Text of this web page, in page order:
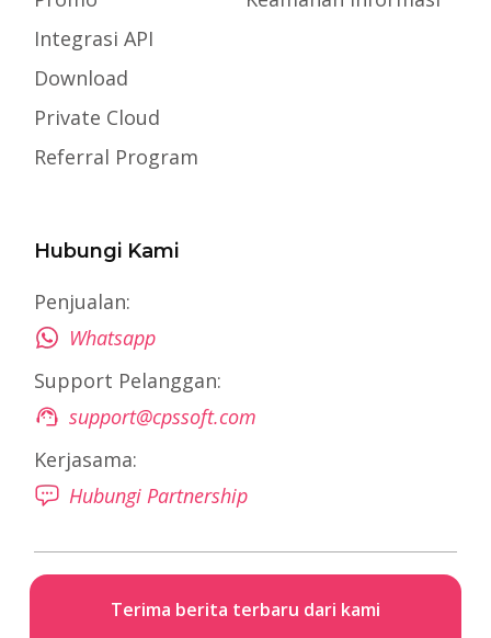
Integrasi API
Download
Private Cloud
Referral Program
Hubungi Kami
Penjualan:
Whatsapp
Support Pelanggan:
support@cpssoft.com
Kerjasama:
Hubungi Partnership
Terima berita terbaru dari kami